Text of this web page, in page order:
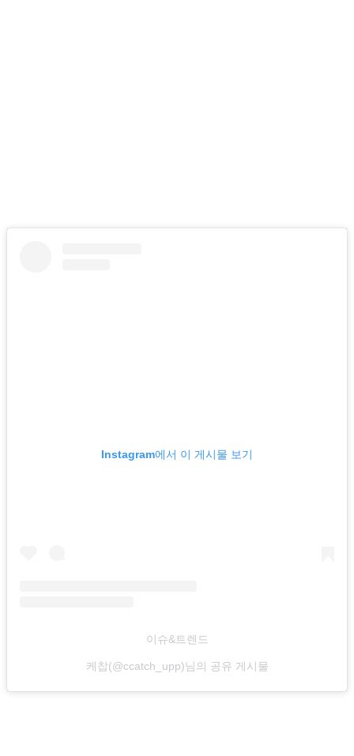
Instagram에서 이 게시물 보기
이슈&트렌드
케찹(@ccatch_upp)님의 공유 게시물